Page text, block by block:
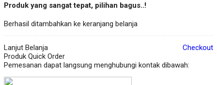
Produk yang sangat tepat, pilihan bagus..!
Berhasil ditambahkan ke keranjang belanja
Lanjut Belanja
Checkout
Produk Quick Order
Pemesanan dapat langsung menghubungi kontak dibawah: